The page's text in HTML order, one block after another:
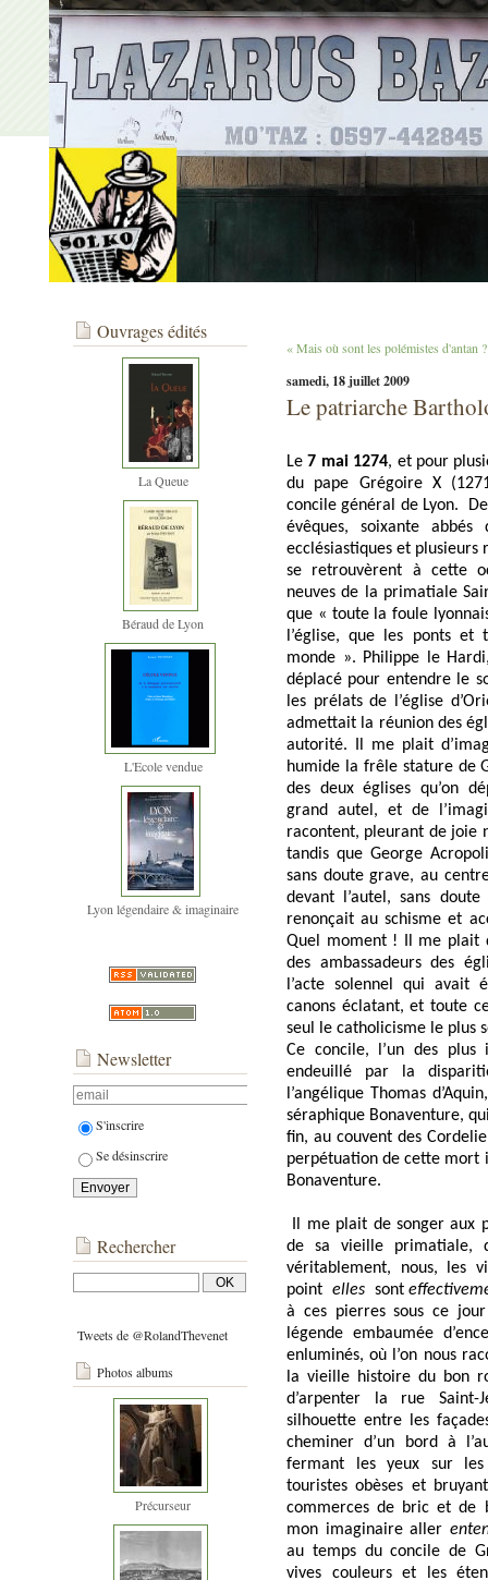
Ouvrages édités
La Queue
Béraud de Lyon
L'Ecole vendue
Lyon légendaire & imaginaire
Newsletter
S'inscrire
Se désinscrire
Rechercher
Tweets de @RolandThevenet
Photos albums
Précurseur
« Mais où sont les polémistes d'antan ?
samedi, 18 juillet 2009
Le patriarche
Le7 mai 1274, et pour
du pape Grégoire X
concile général de Lyon.
évêques, soixante
ecclésiastiques et plusieurs
se retrouvèrent à cette
neuves de la primatiale
que « toute la foule
l’église, que les ponts
monde ». Philippe le
déplacé pour entendre le
les prélats de l’église
admettait la réunion des
autorité. Il me plait
humide la frêle stature de
des deux églises qu’on
grand autel, et de
racontent, pleurant de joie
tandis que George
sans doute grave, au
devant l’autel, sans
renonçait au schisme et
Quel moment ! Il me plait
des ambassadeurs des
l’acte solennel qui
canons éclatant, et toute
seul le catholicisme le plus
Ce concile, l’un des
endeuillé par la
l’angélique Thomas
séraphique Bonaventure,
fin, au couvent des
perpétuation de cette mort
Bonaventure.
Il me plait de songer aux
de sa vieille primatiale,
véritablement, nous, les
point elles sont
à ces pierres sous ce
légende embaumée
enluminés, où l’on nous
la vieille histoire du bon
d’arpenter la rue
silhouette entre les
cheminer d’un bord à
fermant les yeux sur les
touristes obèses et
commerces de bric et de
mon imaginaire aller
au temps du concile de
vives couleurs et les